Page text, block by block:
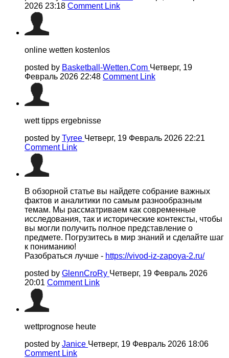
2026 23:18 Comment Link
online wetten kostenlos
posted by Basketball-Wetten.Com Четверг, 19
Февраль 2026 22:48 Comment Link
wett tipps ergebnisse
posted by Tyree Четверг, 19 Февраль 2026 22:21
Comment Link
В обзорной статье вы найдете собрание важных
фактов и аналитики по самым разнообразным
темам. Мы рассматриваем как современные
исследования, так и исторические контексты, чтобы
вы могли получить полное представление о
предмете. Погрузитесь в мир знаний и сделайте шаг
к пониманию!
Разобраться лучше - https://vivod-iz-zapoya-2.ru/
posted by GlennCroRy Четверг, 19 Февраль 2026
20:01 Comment Link
wettprognose heute
posted by Janice Четверг, 19 Февраль 2026 18:06
Comment Link